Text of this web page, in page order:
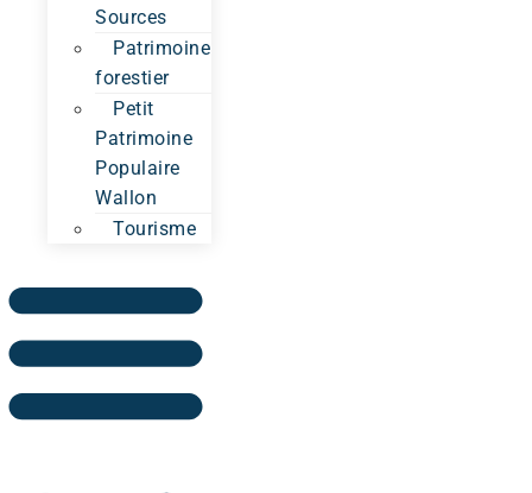
Sources
Patrimoine
forestier
Petit
Patrimoine
Populaire
Wallon
Tourisme